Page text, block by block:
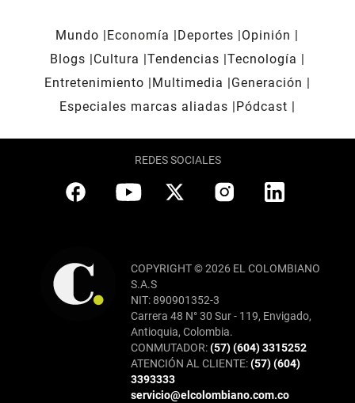
Mundo Economía Deportes
Opinión
Blogs
Cultura Tendencias Tecnología
Entretenimiento
Multimedia
Generación
Especiales marcas aliadas
Pódcast
REDES SOCIALES
COPYRIGHT © 2026 EL COLOMBIANO
S.A.S
NIT: 890901352-3
Carrera 48 N° 30 Sur - 119, Envigado,
Antioquia, Colombia.
CONMUTADOR:(57) (604) 3315252
ATENCIÓN AL CLIENTE:(57) (604)
3393333
servicio@elcolombiano.com.co